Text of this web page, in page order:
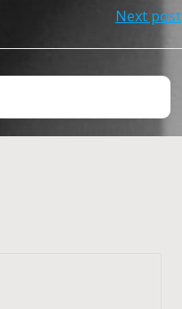
Next post